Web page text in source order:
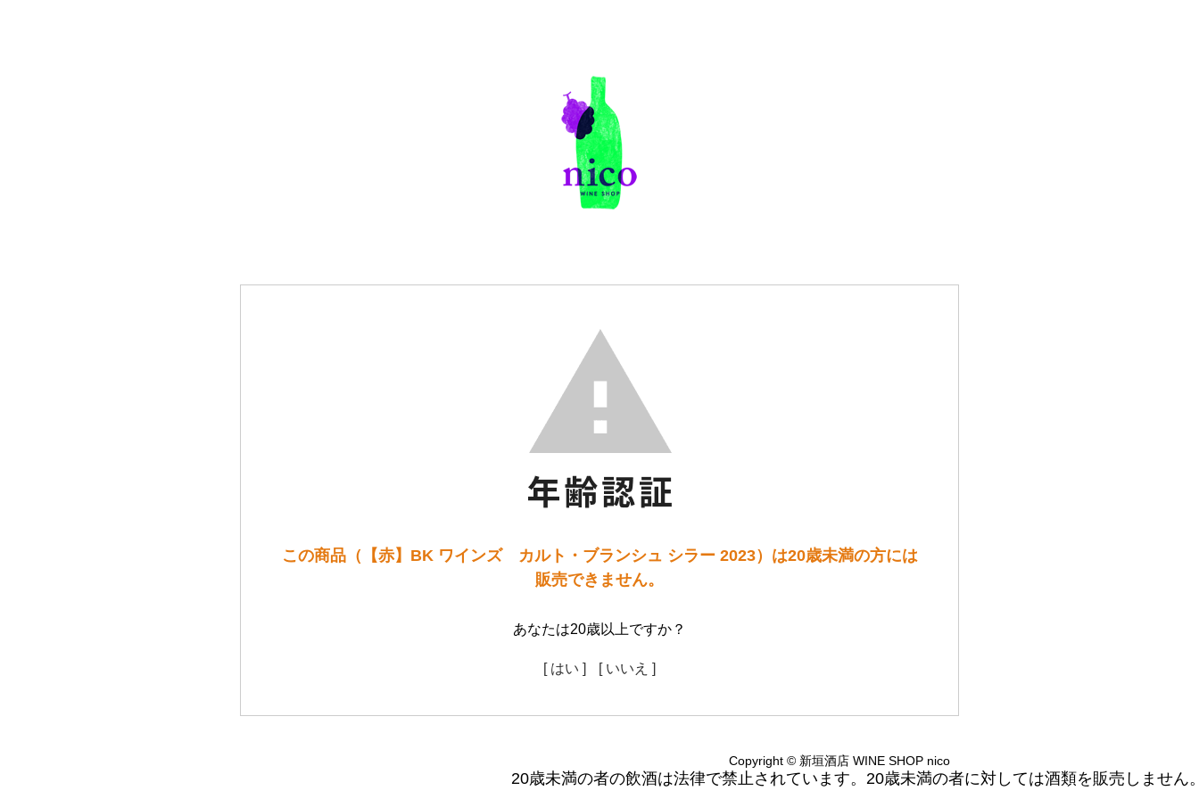
この商品（【赤】BK ワインズ カルト・ブランシュ シラー 2023）は20歳未満の方には
販売できません。
あなたは20歳以上ですか？
[ はい ] [ いいえ ]
Copyright © 新垣酒店 WINE SHOP nico
20歳未満の者の飲酒は法律で禁止されています。20歳未満の者に対しては酒類を販売しません